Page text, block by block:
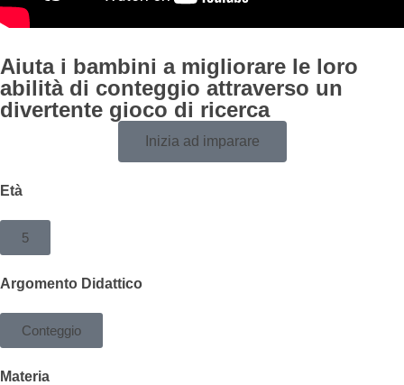
Aiuta i bambini a migliorare le loro
abilità di conteggio attraverso un
divertente gioco di ricerca
Inizia ad imparare
Età
5
Argomento Didattico
Conteggio
Materia